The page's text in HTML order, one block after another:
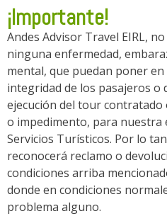
¡Importante!
Andes Advisor Travel EIRL,
ninguna enfermedad,
mental, que puedan poner
integridad de los pasajeros o
ejecución del tour
o impedimento, para nuestra
Servicios Turísticos. Por lo
reconocerá reclamo o
condiciones arriba
donde en condiciones
problema alguno.